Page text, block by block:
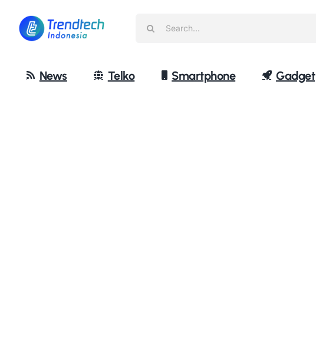
content
News Telko Smartphone Gadget